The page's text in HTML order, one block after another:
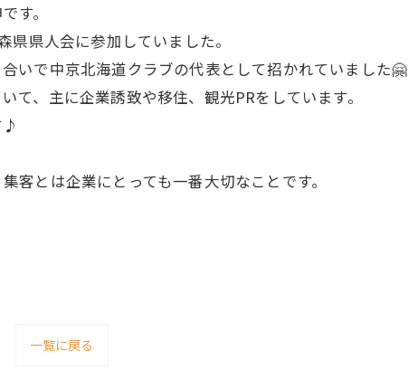
す。
県人会に参加していました。
いで中京北海道クラブの代表として招かれていました🤗
、主に企業誘致や移住、観光PRをしています。
♪
客とは企業にとっても一番大切なことです。
一覧に戻る